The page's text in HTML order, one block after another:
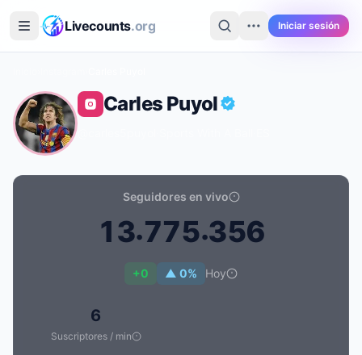
Livecounts.org Iniciar sesión
Carles Puyol
Seguidores en vivo
13.775.356
+0 ▲ 0% Hoy
6
Suscriptores / min